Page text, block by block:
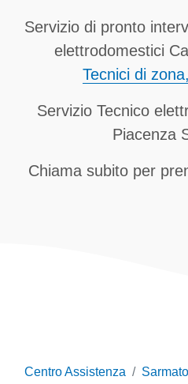
Servizio di pronto
elettrodomestici
Tecnici di
Servizio Tecnico
Piacenza
Chiama subito per
Centro Assistenza Sarmato